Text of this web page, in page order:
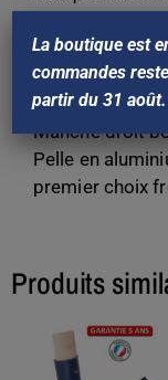
Gencod:
Garantie 5 ans
fabrication
Manche droit
Pelle en
premier choix
Produits
La boutique est
commandes
partir du 31